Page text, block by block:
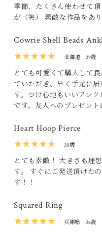
季節、たくさん使わせて
が（笑） 素敵な作品をあ
Cowrie Shell Beads
★★★★★
北海道 29歳
とても可愛くて購入して
ていただき、早く手元に
す。つけ心地もいいアン
です。友人へのプレゼント
Heart Hoop Pierce
★★★★★
30歳
とても素敵！ 大きさも理
す。 すぐにご発送頂けた
す！！
Squared Ring
★★★★★
兵庫県 26歳